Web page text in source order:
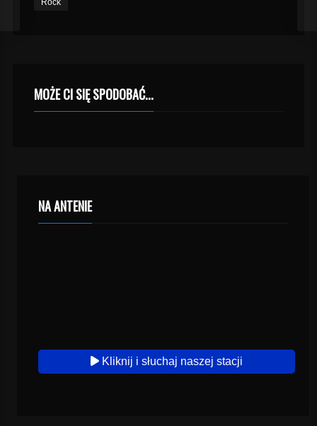
Rock
MOŻE CI SIĘ SPODOBAĆ...
NA ANTENIE
Kliknij i słuchaj naszej stacji